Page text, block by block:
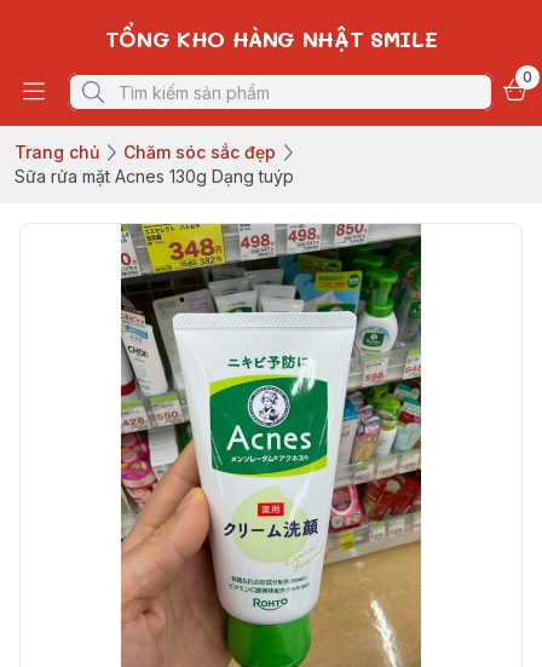
TỔNG KHO HÀNG NHẬT SMILE
0
Trang chủ
Chăm sóc sắc đẹp
Sữa rửa mặt Acnes 130g Dạng tuýp